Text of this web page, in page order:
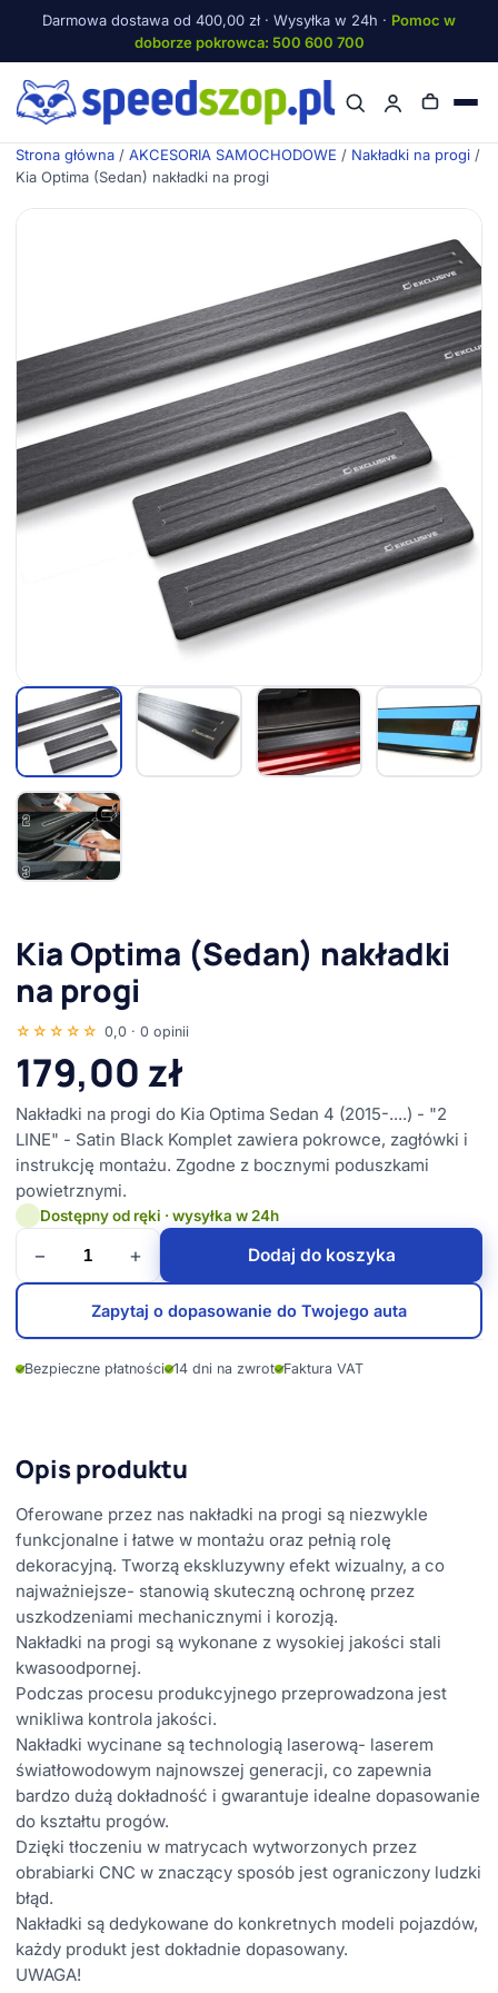
Darmowa dostawa od 400,00 zł · Wysyłka w 24h · Pomoc w
doborze pokrowca: 500 600 700
Menu
Strona główna / AKCESORIA SAMOCHODOWE / Nakładki na progi /
Kia Optima (Sedan) nakładki na progi
Kia Optima (Sedan) nakładki
na progi
☆☆☆☆☆ 0,0 · 0 opinii
179,00zł
Nakładki na progi do Kia Optima Sedan 4 (2015-....) - "2
LINE" - Satin Black Komplet zawiera pokrowce, zagłówki i
instrukcję montażu. Zgodne z bocznymi poduszkami
powietrznymi.
Dostępny od ręki · wysyłka w 24h
− + Dodaj do koszyka
Zapytaj o dopasowanie do Twojego auta
✓Bezpieczne płatności✓14 dni na zwrot✓Faktura VAT
Opis produktu
Oferowane przez nas nakładki na progi są niezwykle
funkcjonalne i łatwe w montażu oraz pełnią rolę
dekoracyjną. Tworzą ekskluzywny efekt wizualny, a co
najważniejsze- stanowią skuteczną ochronę przez
uszkodzeniami mechanicznymi i korozją.
Nakładki na progi są wykonane z wysokiej jakości stali
kwasoodpornej.
Podczas procesu produkcyjnego przeprowadzona jest
wnikliwa kontrola jakości.
Nakładki wycinane są technologią laserową- laserem
światłowodowym najnowszej generacji, co zapewnia
bardzo dużą dokładność i gwarantuje idealne dopasowanie
do kształtu progów.
Dzięki tłoczeniu w matrycach wytworzonych przez
obrabiarki CNC w znaczący sposób jest ograniczony ludzki
błąd.
Nakładki są dedykowane do konkretnych modeli pojazdów,
każdy produkt jest dokładnie dopasowany.
UWAGA!